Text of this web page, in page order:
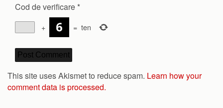
Cod de verificare *
+ = ten
This site uses Akismet to reduce spam. Learn how your
comment data is processed.